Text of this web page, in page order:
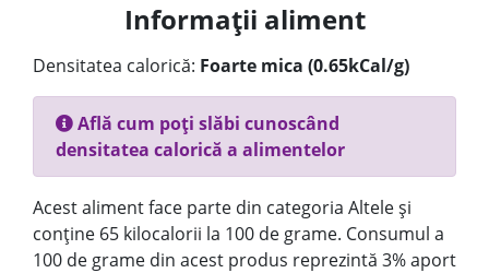
Informații aliment
Densitatea calorică: Foarte mica (0.65kCal/g)
Află cum poți slăbi cunoscând
densitatea calorică a alimentelor
Acest aliment face parte din categoria Altele și
conține 65 kilocalorii la 100 de grame. Consumul a
100 de grame din acest produs reprezintă 3% aport